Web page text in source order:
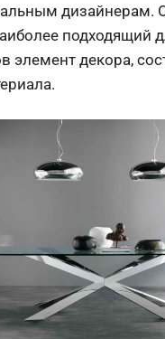
дизайнерам.
подходящий
элемент декора,